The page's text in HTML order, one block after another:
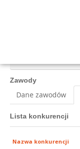
Zawody
Dane zawodów
Lista konkurencji
Nazwa konkurencji